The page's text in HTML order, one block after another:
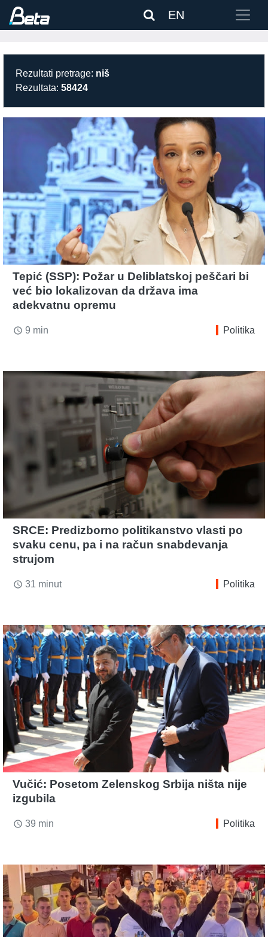
EN
Rezultati pretrage: niš
Rezultata: 58424
Tepić (SSP): Požar u Deliblatskoj peščari bi
već bio lokalizovan da država ima
adekvatnu opremu
access_time 9 min Politika
SRCE: Predizborno politikanstvo vlasti po
svaku cenu, pa i na račun snabdevanja
strujom
access_time 31 minut Politika
Vučić: Posetom Zelenskog Srbija ništa nije
izgubila
access_time 39 min Politika